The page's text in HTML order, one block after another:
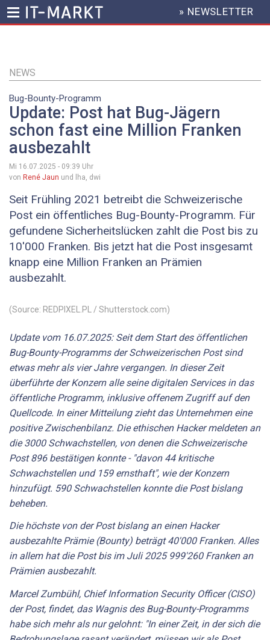
Inhalt
HEADER
MENU
» NEWSLETTER
NEWS
Bug-Bounty-Programm
Update: Post hat Bug-Jägern
schon fast eine Million Franken
ausbezahlt
Mi 16.07.2025 - 09:39 Uhr
von René Jaun und lha, dwi
Seit Frühling 2021 betreibt die Schweizerische
Post ein öffentliches Bug-Bounty-Programm. Für
gefundene Sicherheitslücken zahlt die Post bis zu
10'000 Franken. Bis jetzt hat die Post insgesamt
knapp eine Million Franken an Prämien
ausbezahlt.
(Source: REDPIXEL.PL / Shutterstock.com)
Update vom 16.07.2025: Seit dem Start des öffentlichen
Bug-Bounty-Programms der Schweizerischen Post sind
etwas mehr als vier Jahre vergangen. In dieser Zeit
überführte der Konzern alle seine digitalen Services in das
öffentliche Programm, inklusive offenem Zugriff auf den
Quellcode. In einer Mitteilung zieht das Unternehmen eine
positive Zwischenbilanz. Die ethischen Hacker meldeten an
die 3000 Schwachstellen, von denen die Schweizerische
Post 896 bestätigen konnte - "davon 44 kritische
Schwachstellen und 159 ernsthaft", wie der Konzern
hinzufügt. 590 Schwachstellen konnte die Post bislang
beheben.
Die höchste von der Post bislang an einen Hacker
ausbezahlte Prämie (Bounty) beträgt 40'000 Franken. Alles
in allem hat die Post bis im Juli 2025 999'260 Franken an
Prämien ausbezahlt.
Marcel Zumbühl, Chief Information Security Officer (CISO)
der Post, findet, das Wagnis des Bug-Bounty-Programms
habe sich mehr als nur gelohnt: "In einer Zeit, in der sich die